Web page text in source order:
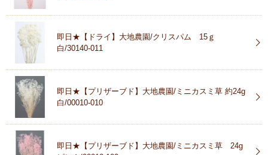
即日★【ドライ】大地農園/クリスパム 15ｇ
白/30140-011
即日★【プリザーブド】大地農園/ミニカスミ草 約24g
白/00010-010
即日★【プリザーブド】大地農園/ミニカスミ草 24g